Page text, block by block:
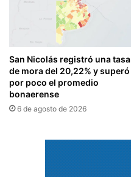
San Nicolás registró una tasa
de mora del 20,22% y superó
por poco el promedio
bonaerense
6 de agosto de 2026